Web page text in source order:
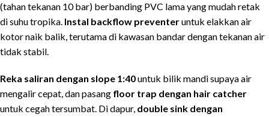
(tahan tekanan 10 bar) berbanding PVC lama yang mudah retak
di suhu tropika. Instal backflow preventeruntuk elakkan air
kotor naik balik, terutama di kawasan bandar dengan tekanan air
tidak stabil.
Reka saliran dengan slope 1:40untuk bilik mandi supaya air
mengalir cepat, dan pasang floor trap dengan hair catcher
untuk cegah tersumbat. Di dapur, double sink dengan